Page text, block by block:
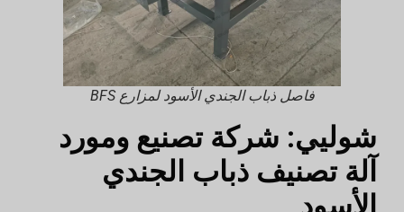
فاصل ذباب الجندي الأسود لمزارع BFS
شوليي: شركة تصنيع ومورد
آلة تصنيف ذباب الجندي